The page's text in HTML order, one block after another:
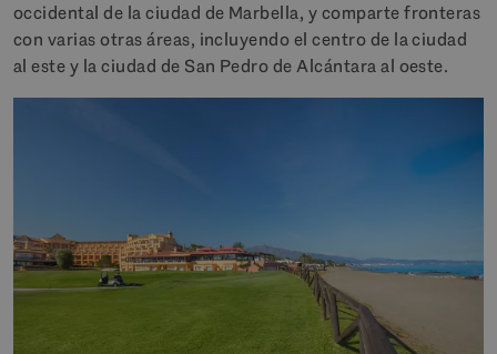
occidental de la ciudad de Marbella, y comparte fronteras
con varias otras áreas, incluyendo el centro de la ciudad
al este y la ciudad de San Pedro de Alcántara al oeste.